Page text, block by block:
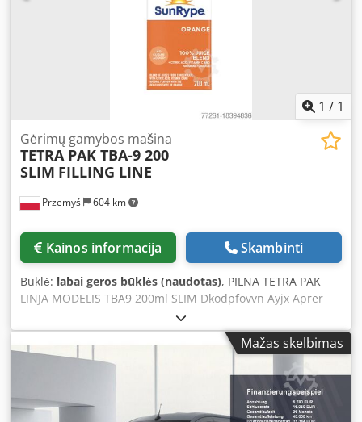
1 / 1
Przemyśl 604 km
Gėrimų gamybos mašina
TETRA PAK TBA-9 200
SLIM FILLING LINE
Kainos informacija Skambinti
Būklė: labai geros būklės (naudotas), PILNA TETRA PAK
LINJA MODELIS TBA9 200ml SLIM Dkodpfovvn Ayjx Aprer
UŽPILDYMO MAŠINA TBA9/200S, V120, PAGAMINTA 1993
m., 52 000 DARBO VALANDŲ TSA 36 ŠIAUDELIŲ DĖTUVO U-
forma TETRA PAKUOTOJAS TCBP 50-030 WRAP AROUND
TETRA MULTISHRINK TMS 63-050V, pakavimas 2X3
Mažas skelbimas